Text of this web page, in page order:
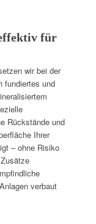
für
wir bei der
fundiertes und
Rückstände und
Ihrer
– ohne Risiko
verbaut